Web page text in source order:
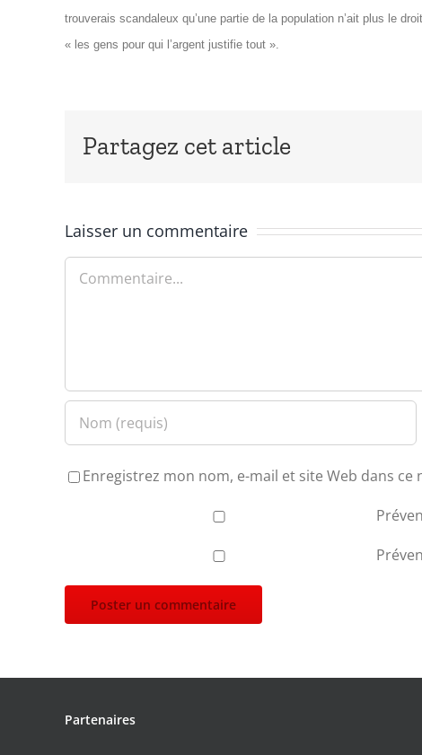
trouverais scandaleux qu’une partie de la population n’ait plus le
« les gens pour qui l’argent justifie tout ».
Partagez cet article
Laisser un commentaire
Commentaire
Enregistrez mon nom, e-mail et site Web dans
Partenaires